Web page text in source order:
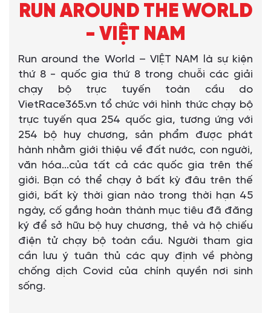
RUN AROUND THE WORLD
- VIỆT NAM
Run around the World – VIỆT NAM là sự kiện
thứ 8 - quốc gia thứ 8 trong chuỗi các giải
chạy bộ trực tuyến toàn cầu do
VietRace365.vn tổ chức với hình thức chạy bộ
trực tuyến qua 254 quốc gia, tương ứng với
254 bộ huy chương, sản phẩm được phát
hành nhằm giới thiệu về đất nước, con người,
văn hóa...của tất cả các quốc gia trên thế
giới. Bạn có thể chạy ở bất kỳ đâu trên thế
giới, bất kỳ thời gian nào trong thời hạn 45
ngày, cố gắng hoàn thành mục tiêu đã đăng
ký để sở hữu bộ huy chương, thẻ và hộ chiếu
điện tử chạy bộ toàn cầu. Người tham gia
cần lưu ý tuân thủ các quy định về phòng
chống dịch Covid của chính quyền nơi sinh
sống.